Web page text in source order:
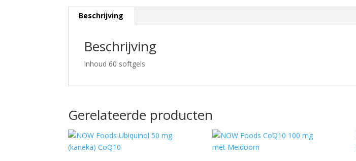
Beschrijving
Beschrijving
Inhoud 60 softgels
Gerelateerde producten